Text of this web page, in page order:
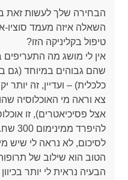
הבחירה שלך לעשות זאת
השאלה איזה מעמד סוציו-
טיפול בקליניקה הזו?
אין לי מושג מה התעריפים
שהם גבוהים במיוחד (גם
כלכלית) – ועדיין, זה יותר
צא וראה מי האוכלוסיה
אצל פסיכיאטרים), זו
להיפרד ממינימום 300 שח.
לסיכום, לא נראה לי שיש
הטוב הוא שילוב של
הבעיה נראית לי יותר